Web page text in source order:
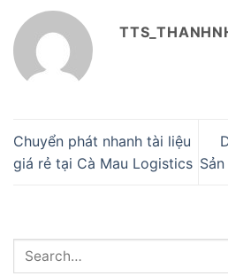
Chuyển phát nhanh tài liệu
giá rẻ tại Cà Mau Logistics